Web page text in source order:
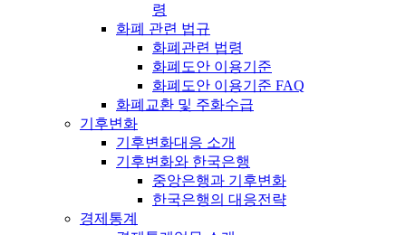
령
화폐 관련 법규
화폐관련 법령
화폐도안 이용기준
화폐도안 이용기준 FAQ
화폐교환 및 주화수급
기후변화
기후변화대응 소개
기후변화와 한국은행
중앙은행과 기후변화
한국은행의 대응전략
경제통계